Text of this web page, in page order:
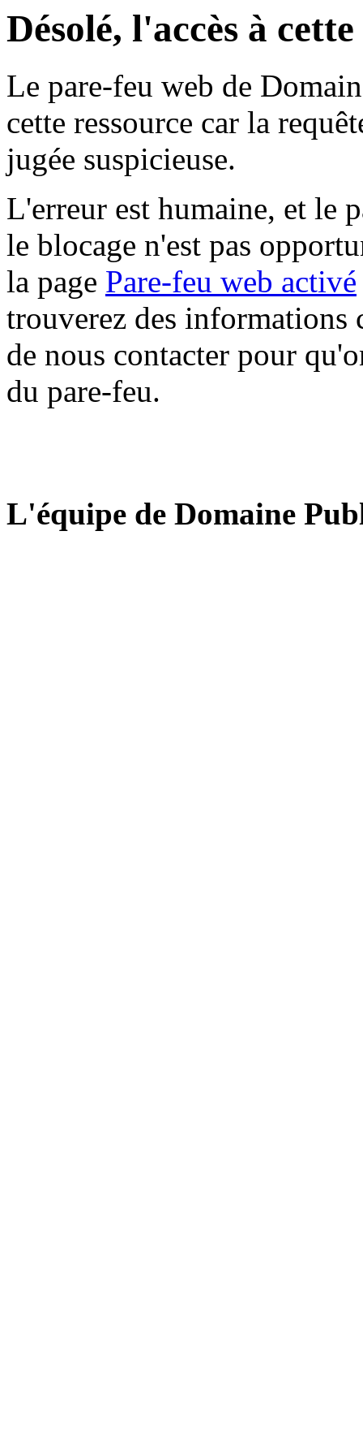
Désolé, l'accès à
Le pare-feu web de
cette ressource car la
jugée suspicieuse.
L'erreur est humaine, et le
le blocage n'est pas
la page Pare-feu web activé
trouverez des informations
de nous contacter pour
du pare-feu.
L'équipe de Domaine